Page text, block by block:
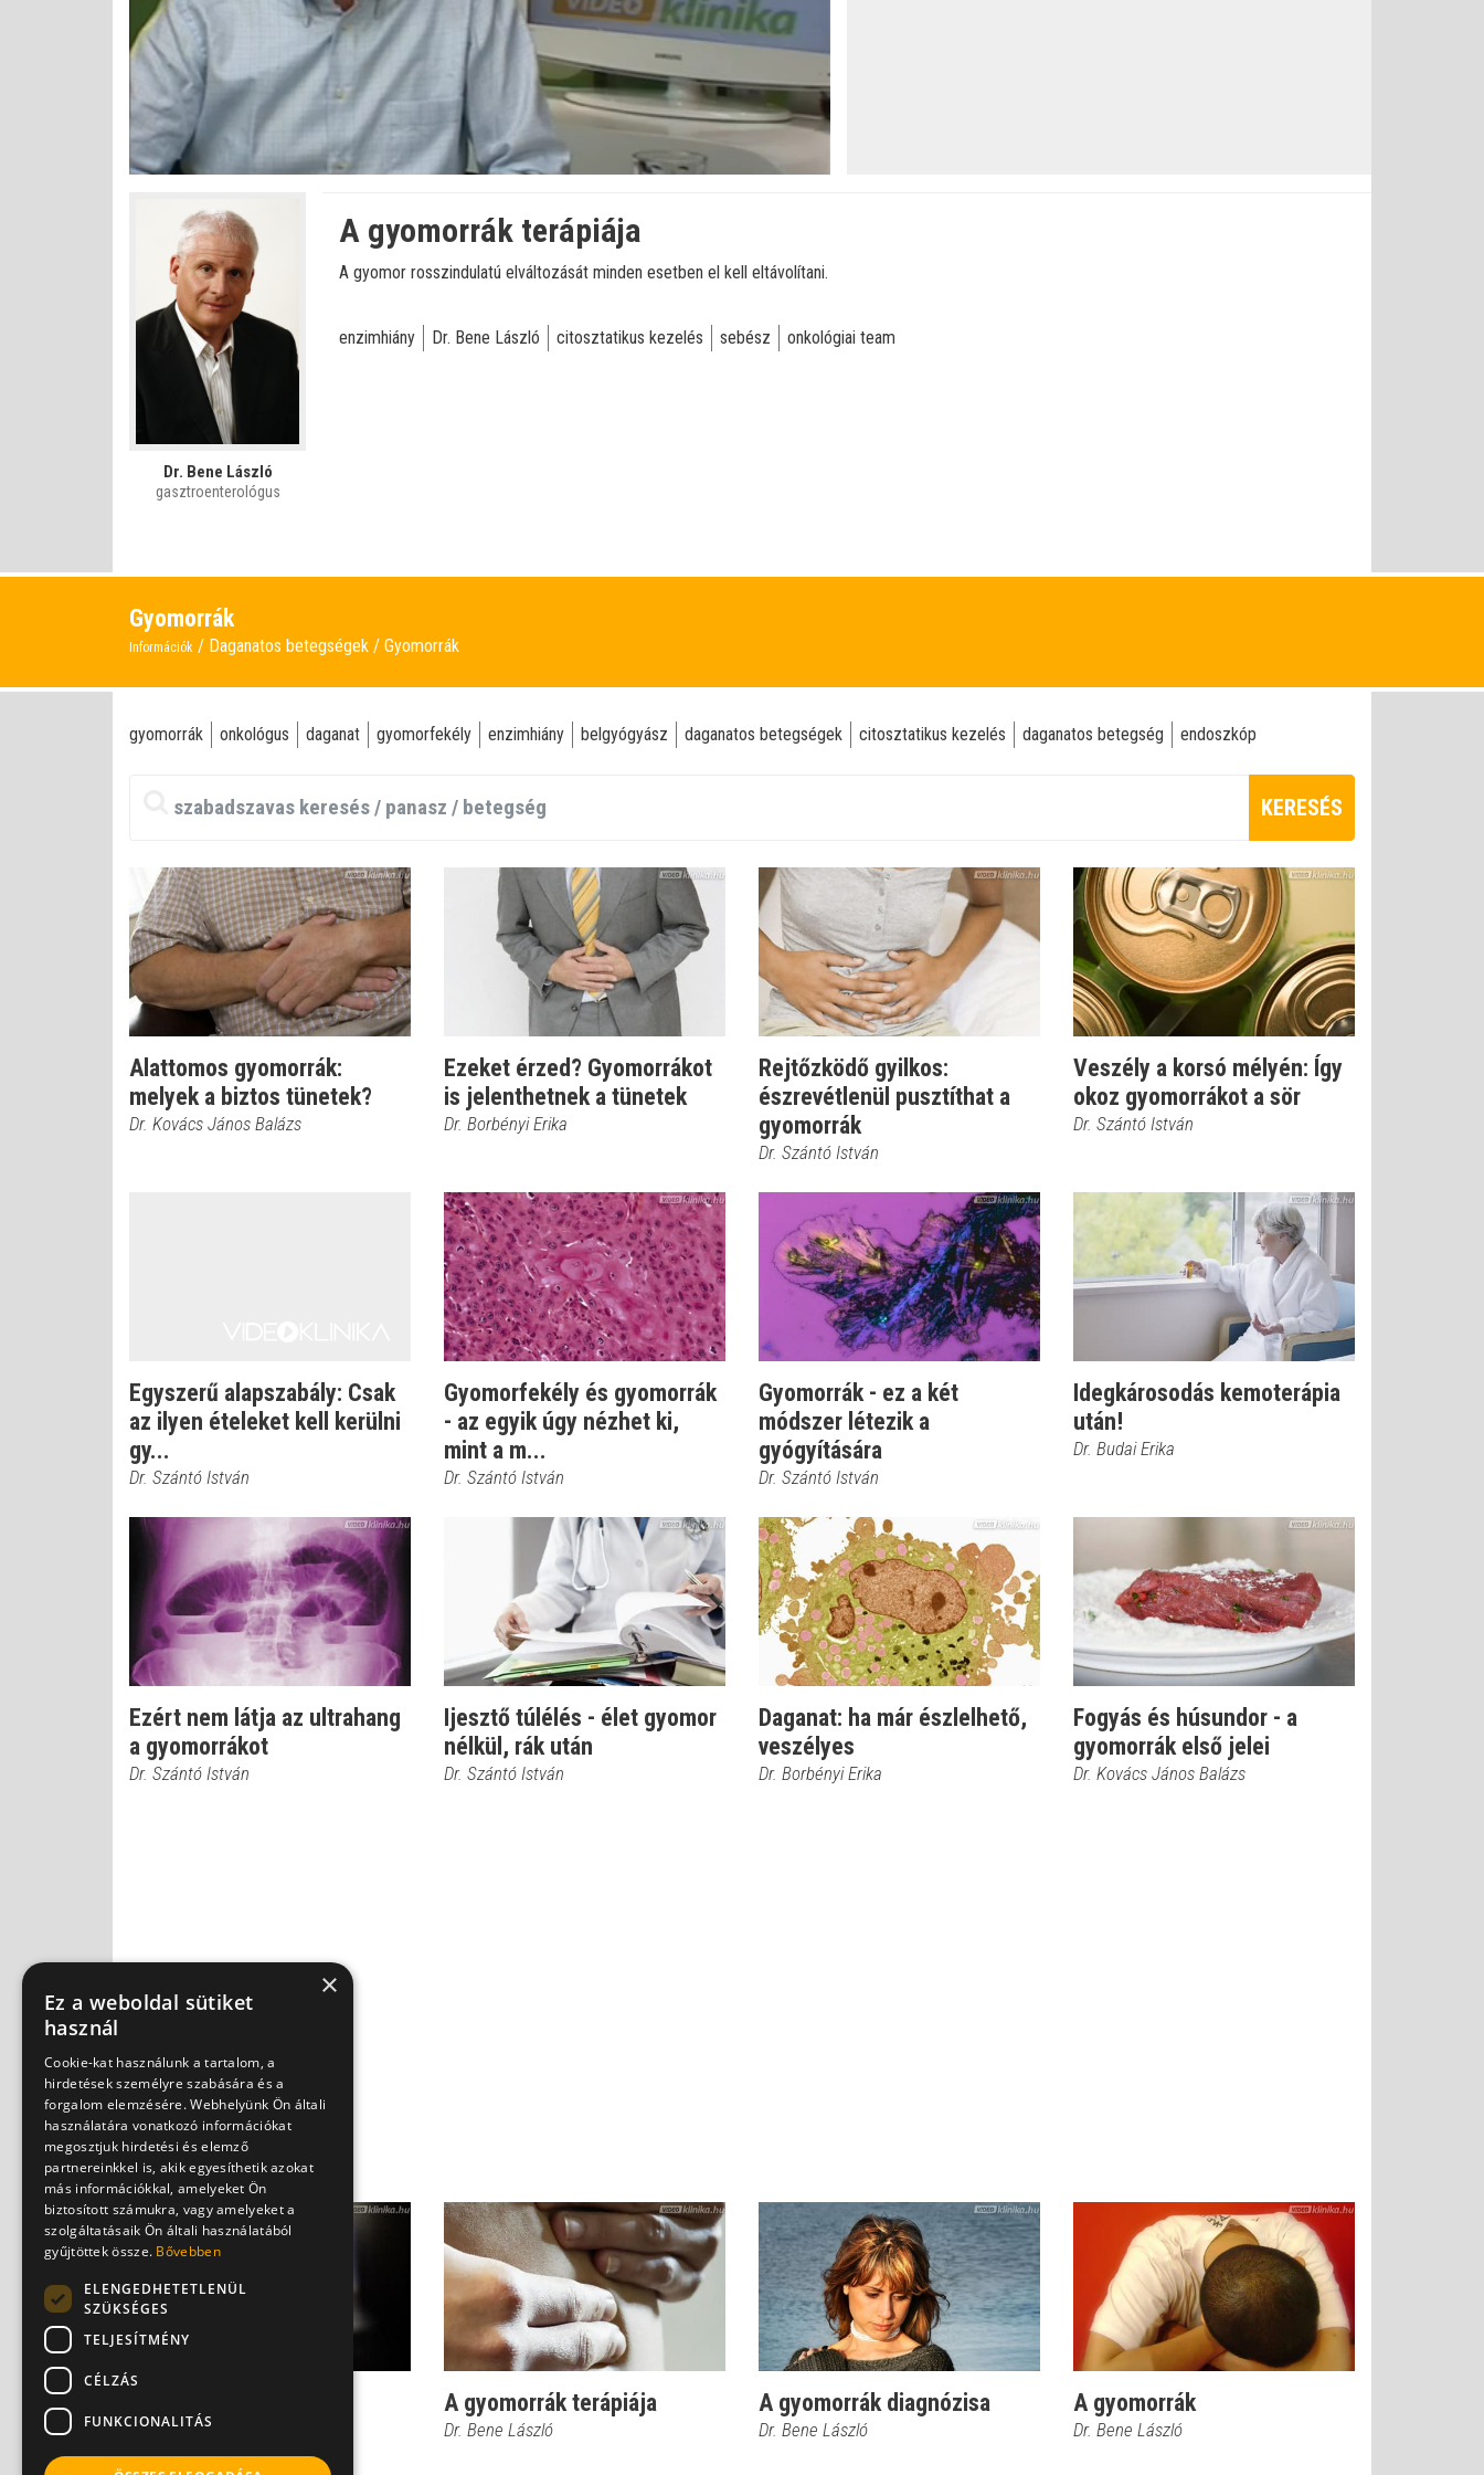
kikapcsolva
Betöltve:
0%
0%
Dr. Bene László
gasztroenterológus
A gyomorrák terápiája
A gyomor rosszindulatú elváltozását minden esetben el kell eltávolítani.
enzimhiány Dr. Bene László citosztatikus kezelés sebész onkológiai team
Gyomorrák
Információk Daganatos betegségek Gyomorrák
gyomorrák onkológus daganat gyomorfekély enzimhiány belgyógyász daganatos betegségek citosztatikus kezelés daganatos betegség endoszkóp
KERESÉS
Alattomos gyomorrák:
melyek a biztos tünetek?
Dr. Kovács János Balázs
Ezeket érzed? Gyomorrákot
is jelenthetnek a tünetek
Dr. Borbényi Erika
Rejtőzködő gyilkos:
észrevétlenül pusztíthat a
gyomorrák
Dr. Szántó István
Veszély a korsó mélyén: Így
okoz gyomorrákot a sör
Dr. Szántó István
Egyszerű alapszabály: Csak
az ilyen ételeket kell kerülni
gy...
Dr. Szántó István
Gyomorfekély és gyomorrák
- az egyik úgy nézhet ki,
mint a m...
Dr. Szántó István
Gyomorrák - ez a két
módszer létezik a
gyógyítására
Dr. Szántó István
Idegkárosodás kemoterápia
után!
Dr. Budai Erika
Ezért nem látja az ultrahang
a gyomorrákot
Dr. Szántó István
Ijesztő túlélés - élet gyomor
nélkül, rák után
Dr. Szántó István
Daganat: ha már észlelhető,
veszélyes
Dr. Borbényi Erika
Fogyás és húsundor - a
gyomorrák első jelei
Dr. Kovács János Balázs
gyomortükrözés
Dr. Kovács János Balázs
A gyomorrák terápiája
Dr. Bene László
A gyomorrák diagnózisa
Dr. Bene László
A gyomorrák
Dr. Bene László
×
Ez a weboldal sütiket
használ
Cookie-kat használunk a tartalom, a
hirdetések személyre szabására és a
forgalom elemzésére. Webhelyünk Ön általi
használatára vonatkozó információkat
megosztjuk hirdetési és elemző
partnereinkkel is, akik egyesíthetik azokat
más információkkal, amelyeket Ön
biztosított számukra, vagy amelyeket a
szolgáltatásaik Ön általi használatából
gyűjtöttek össze. Bővebben
ELENGEDHETETLENÜL
SZÜKSÉGES
TELJESÍTMÉNY
CÉLZÁS
FUNKCIONALITÁS